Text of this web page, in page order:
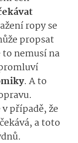
ropy se
propsat
to nemusí na
. A to
případě, že
a toto